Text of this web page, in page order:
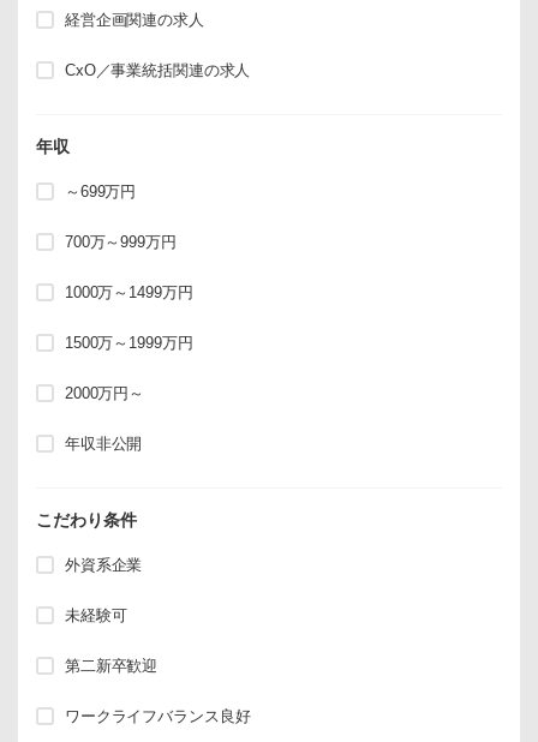
経営企画関連の求人
CxO／事業統括関連の求人
年収
～699万円
700万～999万円
1000万～1499万円
1500万～1999万円
2000万円～
年収非公開
こだわり条件
外資系企業
未経験可
第二新卒歓迎
ワークライフバランス良好